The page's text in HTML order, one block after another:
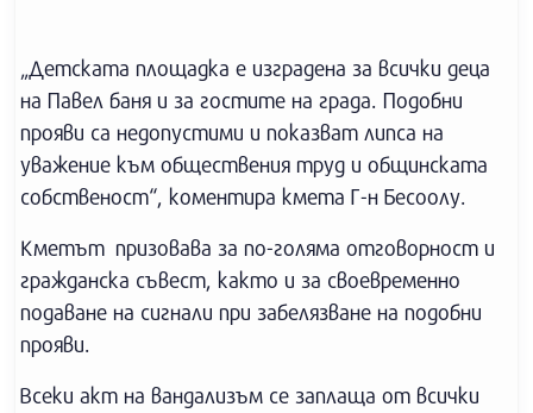
„Детската площадка е изградена за всички деца
на Павел баня и за гостите на града. Подобни
прояви са недопустими и показват липса на
уважение към обществения труд и общинската
собственост“, коментира кмета Г-н Бесоолу.
Кметът призовава за по-голяма отговорност и
гражданска съвест, както и за своевременно
подаване на сигнали при забелязване на подобни
прояви.
Всеки акт на вандализъм се заплаща от всички